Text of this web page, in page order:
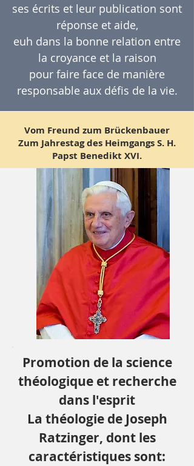
ses écrits et leur publication sont
réponse et aide,
euh dans la bonne relation entre
la croyance et la raison
pour faire face de manière
responsable aux défis de la vie.
Vom Freund zum Brückenbauer
Zum Jahrestag des Heimgangs S. H.
Papst Benedikt XVI.
Promotion de la science
théologique et recherche
dans l'esprit
La théologie de Joseph
Ratzinger, dont les
caractéristiques sont: